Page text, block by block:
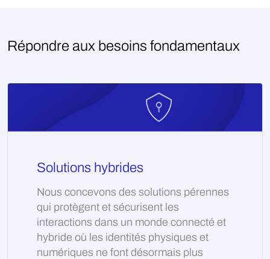
Répondre aux besoins fondamentaux
Solutions hybrides
Nous concevons des solutions pérennes
qui protègent et sécurisent les
interactions dans un monde connecté et
hybride où les identités physiques et
numériques ne font désormais plus